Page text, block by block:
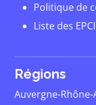
Politique de
Liste des EPCI
Régions
Auvergne-